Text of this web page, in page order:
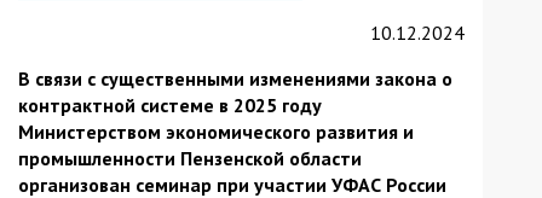
10.12.2024
В связи с существенными изменениями закона о
контрактной системе в 2025 году
Министерством экономического развития и
промышленности Пензенской области
организован семинар при участии УФАС России